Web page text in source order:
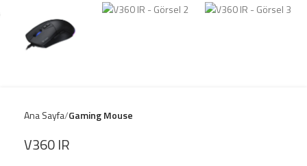
Ana Sayfa Gaming Mouse
V360 IR